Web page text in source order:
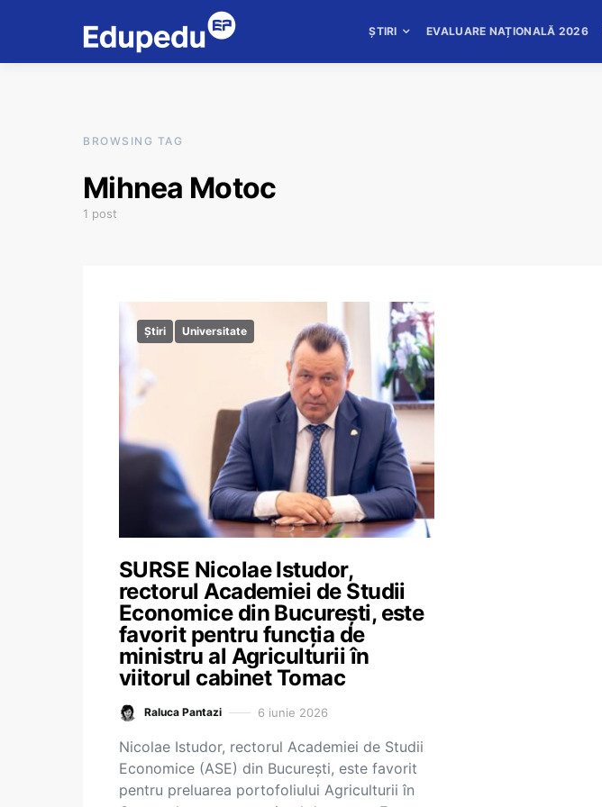
ȘTIRI EVALUARE NAȚIONALĂ 2026
BROWSING TAG
Mihnea Motoc
1 post
Știri Universitate
SURSE Nicolae Istudor,
rectorul Academiei de Studii
Economice din București, este
favorit pentru funcția de
ministru al Agriculturii în
viitorul cabinet Tomac
Raluca Pantazi 6 iunie 2026
Nicolae Istudor, rectorul Academiei de Studii
Economice (ASE) din București, este favorit
pentru preluarea portofoliului Agriculturii în